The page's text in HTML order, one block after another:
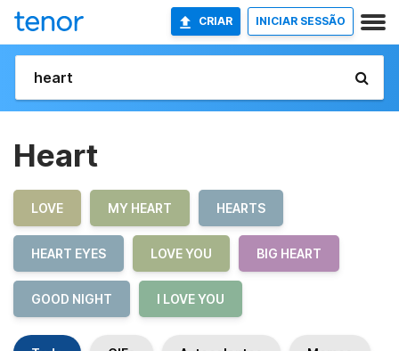
CRIAR INICIAR SESSÃO
Heart
LOVE MY HEART HEARTS
HEART EYES LOVE YOU BIG HEART
GOOD NIGHT I LOVE YOU